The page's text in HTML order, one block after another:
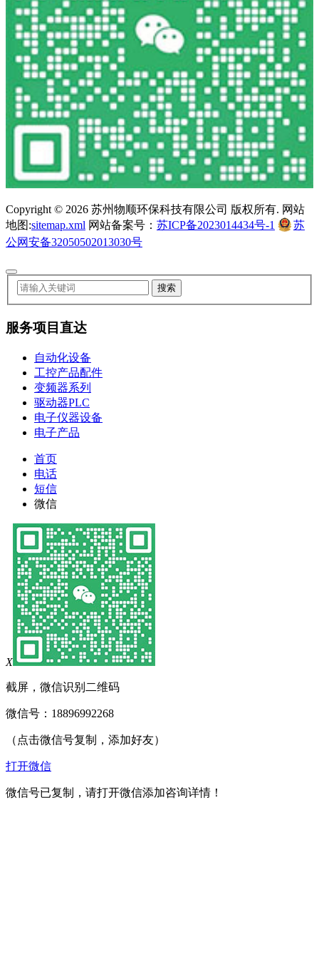
Copyright © 2026 苏州物顺环保科技有限公司 版权所有. 网站
地图:sitemap.xml 网站备案号： 苏ICP备2023014434号-1
苏
公网安备32050502013030号
服务项目直达
自动化设备
工控产品配件
变频器系列
驱动器PLC
电子仪器设备
电子产品
首页
电话
短信
微信
X
截屏，微信识别二维码
微信号： 18896992268
（点击微信号复制，添加好友）
打开微信
微信号已复制，请打开微信添加咨询详情！